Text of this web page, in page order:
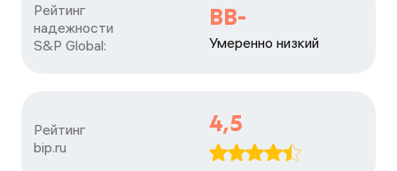
Рейтинг
надежности
S&P Global:
BB-
Умеренно низкий
Рейтинг
bip.ru
4,5